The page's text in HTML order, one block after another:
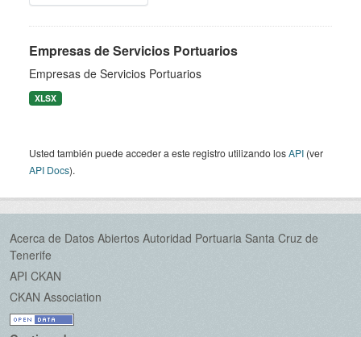
Empresas de Servicios Portuarios
Empresas de Servicios Portuarios
XLSX
Usted también puede acceder a este registro utilizando losAPI (ver
API Docs).
Acerca de Datos Abiertos Autoridad Portuaria Santa Cruz de
Tenerife
API CKAN
CKAN Association